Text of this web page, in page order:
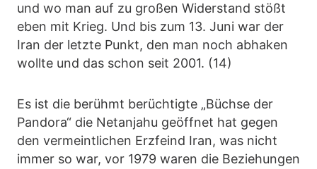
und wo man auf zu großen Widerstand stößt
eben mit Krieg. Und bis zum 13. Juni war der
Iran der letzte Punkt, den man noch abhaken
wollte und das schon seit 2001. (14)
Es ist die berühmt berüchtigte „Büchse der
Pandora“ die Netanjahu geöffnet hat gegen
den vermeintlichen Erzfeind Iran, was nicht
immer so war, vor 1979 waren die Beziehungen